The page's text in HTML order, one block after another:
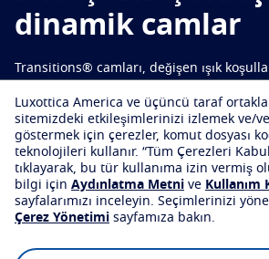
Koru
Transitions Işığa duyarlı cam
Güneş Camları Stil ile birlikte net görüş
Blue UV
Günlük kullanım için mavi ışık
çözümleri
Geliştir
dinamik camlar
Transitions® camları, değişen ışık
yeniden açılır.
Bir optik mağaza
Luxottica America ve üçüncü taraf
sitemizdeki etkileşimlerinizi izlemek ve/
göstermek için çerezler, komut dosyası
teknolojileri kullanır. “Tüm Çerezleri
tıklayarak, bu tür kullanıma izin vermiş
bilgi için Aydınlatma Metni ve Kullanım
sayfalarımızı inceleyin. Seçimlerinizi
Çerez Yönetimi sayfamıza bakın.